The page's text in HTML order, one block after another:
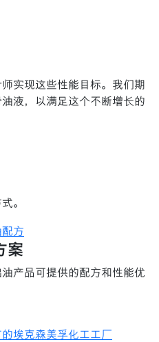
实现这些性能目标。我们期
液，以满足这个不断增长的
。
案
产品可提供的配方和性能优